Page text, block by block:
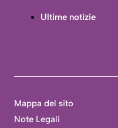
Ultime notizie
Mappa del sito
Note Legali